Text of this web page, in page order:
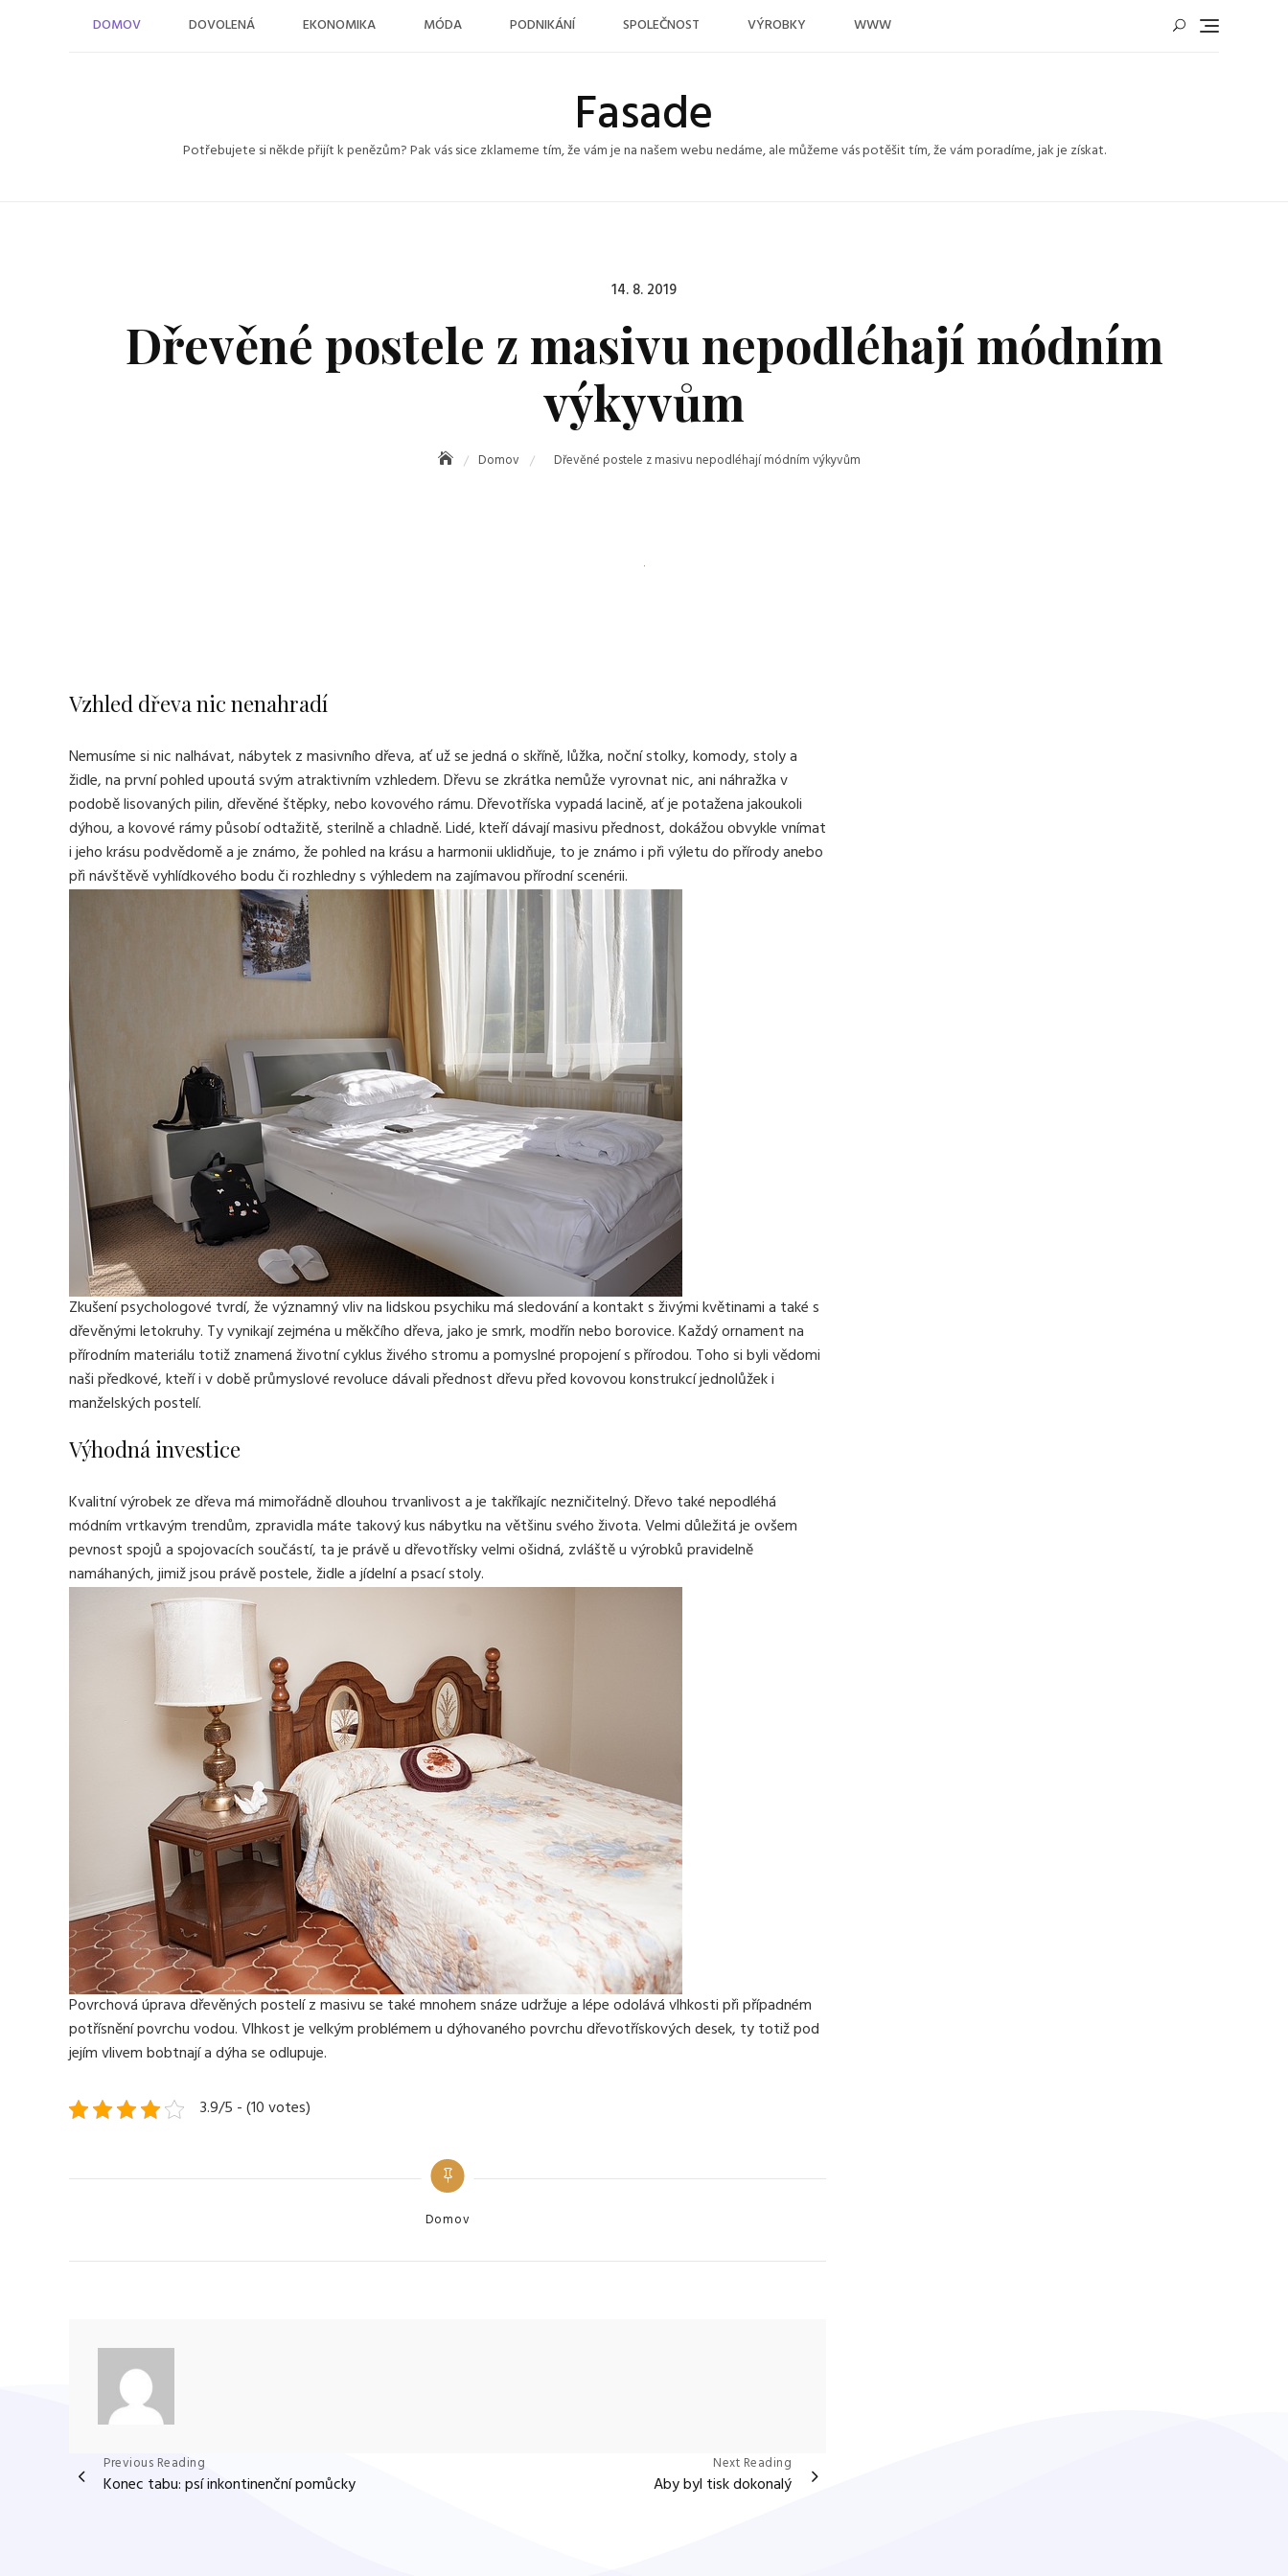
DOMOV DOVOLENÁ EKONOMIKA MÓDA PODNIKÁNÍ SPOLEČNOST VÝROBKY WWW
Fasade
Potřebujete si někde přijít k penězům? Pak vás sice zklameme tím, že vám je na našem webu nedáme, ale můžeme vás potěšit tím, že vám poradíme, jak je získat.
Posted
14. 8. 2019
Dřevěné postele z masivu nepodléhají módním
výkyvům
Domov Dřevěné postele z masivu nepodléhají módním výkyvům
Vzhled dřeva nic nenahradí
Nemusíme si nic nalhávat, nábytek z masivního dřeva, ať už se jedná o skříně, lůžka, noční stolky, komody, stoly a
židle, na první pohled upoutá svým atraktivním vzhledem. Dřevu se zkrátka nemůže vyrovnat nic, ani náhražka v
podobě lisovaných pilin, dřevěné štěpky, nebo kovového rámu. Dřevotříska vypadá lacině, ať je potažena jakoukoli
dýhou, a kovové rámy působí odtažitě, sterilně a chladně. Lidé, kteří dávají masivu přednost, dokážou obvykle vnímat
i jeho krásu podvědomě a je známo, že pohled na krásu a harmonii uklidňuje, to je známo i při výletu do přírody anebo
při návštěvě vyhlídkového bodu či rozhledny s výhledem na zajímavou přírodní scenérii.
Zkušení psychologové tvrdí, že významný vliv na lidskou psychiku má sledování a kontakt s živými květinami a také s
dřevěnými letokruhy. Ty vynikají zejména u měkčího dřeva, jako je smrk, modřín nebo borovice. Každý ornament na
přírodním materiálu totiž znamená životní cyklus živého stromu a pomyslné propojení s přírodou. Toho si byli vědomi
naši předkové, kteří i v době průmyslové revoluce dávali přednost dřevu před kovovou konstrukcí jednolůžek i
manželských postelí.
Výhodná investice
Kvalitní výrobek ze dřeva má mimořádně dlouhou trvanlivost a je takříkajíc nezničitelný. Dřevo také nepodléhá
módním vrtkavým trendům, zpravidla máte takový kus nábytku na většinu svého života. Velmi důležitá je ovšem
pevnost spojů a spojovacích součástí, ta je právě u dřevotřísky velmi ošidná, zvláště u výrobků pravidelně
namáhaných, jimiž jsou právě postele, židle a jídelní a psací stoly.
Povrchová úpravadřevěných postelí z masivuse také mnohem snáze udržuje a lépe odolává vlhkosti při případném
potřísnění povrchu vodou. Vlhkost je velkým problémem u dýhovaného povrchu dřevotřískových desek, ty totiž pod
jejím vlivem bobtnají a dýha se odlupuje.
3.9/5 - (10 votes)
Categories
Domov
Navigace
Previous Reading
Konec tabu: psí inkontinenční pomůcky
Next Reading
Aby byl tisk dokonalý